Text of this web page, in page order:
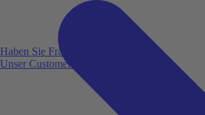
Haben Sie Fragen?
Unser Customer Service ist für Sie da!